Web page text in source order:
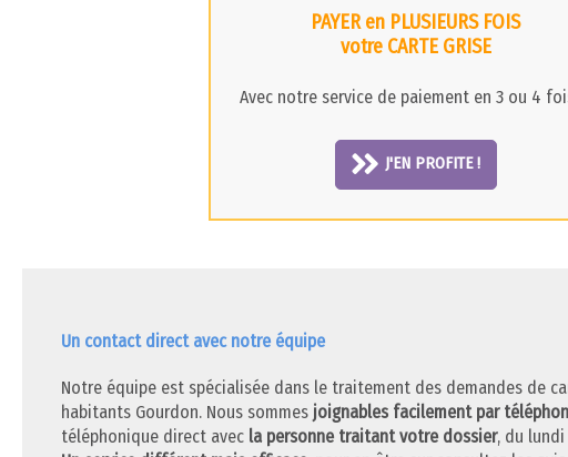
PAYER en PLUSIEURS FOIS
votre CARTE GRISE
Avec notre service de paiement en 3 ou 4
J'EN PROFITE !
Un contact direct avec notre équipe
Notre équipe est spécialisée dans le traitement des demandes de
habitants Gourdon. Nous sommes joignables facilement par
téléphonique direct avec la personne traitant votre dossier, du lundi